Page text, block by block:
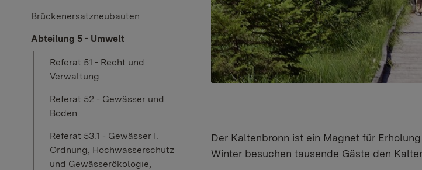
Brückenersatzneubauten
Abteilung 5 - Umwelt
Referat 51 - Recht und
Verwaltung
Referat 52 - Gewässer und
Boden
Referat 53.1 - Gewässer I.
Ordnung, Hochwasserschutz
und Gewässerökologie,
Der Kaltenbronn ist ein Magnet für
Winter besuchen tausende Gäste den